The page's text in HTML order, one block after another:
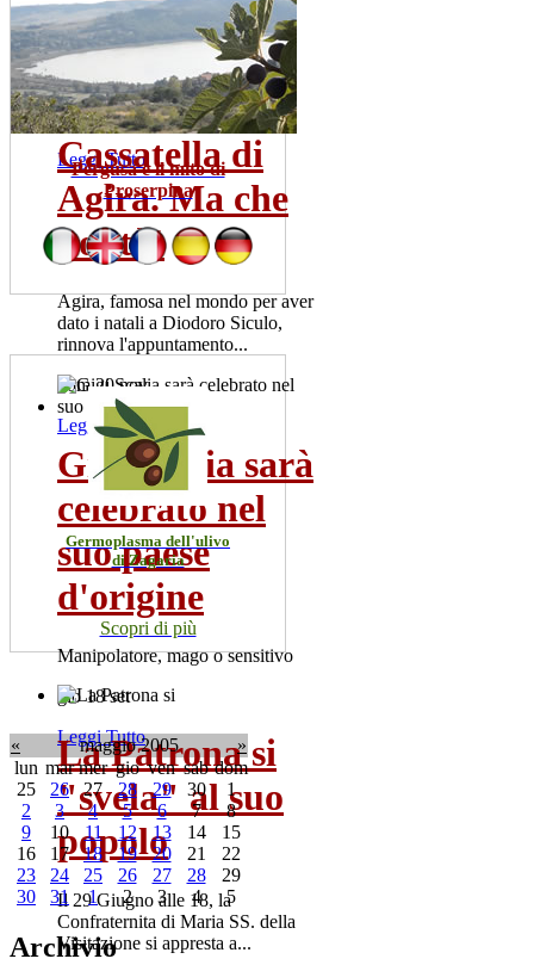
Sono una trentina gia' i tamponi
risultati positivi. La meta' dei
pazienti ricoverata...
mer 22 lug
Leggi Tutto
Cassatella di
Agira. Ma che
bontà!
Agira, famosa nel mondo per aver
dato i natali a Diodoro Siculo,
rinnova l'appuntamento...
dom 20 nov
Leggi Tutto
Gigi Scalia sarà
celebrato nel
suo paese
d'origine
Manipolatore, mago o sensitivo
gio 18 set
Leggi Tutto
La Patrona si
"svela" al suo
popolo
Il 29 Giugno alle 18, la
Confraternita di Maria SS. della
Visitazione si appresta a...
Pergusa e il mito di
Proserpina
Germoplasma dell'ulivo
di Zagaria
Scopri di più
« maggio 2005
»
lun mar mer gio ven sab dom
25
26 27 28 29 30
1
2
3 4 5 6 7
8
9
10 11 12 13 14
15
16
17 18 19 20 21
22
23
24 25 26 27 28
29
30
31 1 2 3 4 5
Archivio